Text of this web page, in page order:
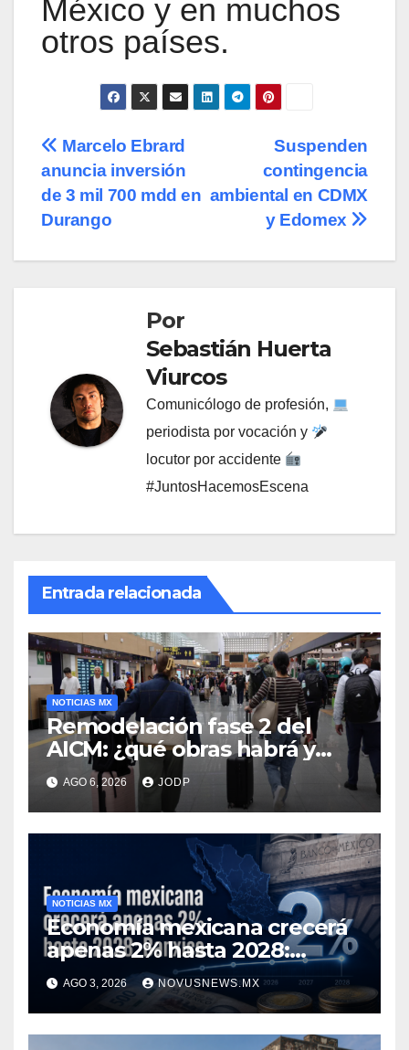
México y en muchos
otros países.
Navegación
de
entradas
Suspenden
contingencia
ambiental en CDMX
y Edomex
Marcelo Ebrard
anuncia inversión
de 3 mil 700 mdd en
Durango
Por
Sebastián Huerta
Viurcos
Comunicólogo de profesión,
periodista por vocación y
locutor por accidente
#JuntosHacemosEscena
Entrada relacionada
NOTICIAS MX
Remodelación fase 2 del
AICM: ¿qué obras habrá y
afectarán los vuelos durante
2026 y 2027?
AGO 6, 2026 JODP
NOTICIAS MX
Economía mexicana crecerá
apenas 2% hasta 2028:
Banxico
AGO 3, 2026 NOVUSNEWS.MX